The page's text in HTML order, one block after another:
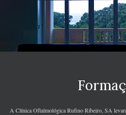
A Clínica Oftalmológica Rufino Ribeiro, SA